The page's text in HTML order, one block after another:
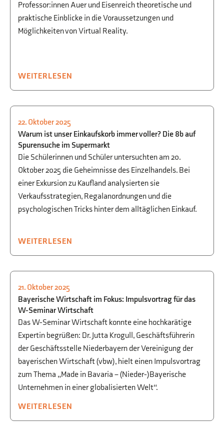
Professor:innen Auer und Eisenreich theoretische und
praktische Einblicke in die Voraussetzungen und
Möglichkeiten von Virtual Reality.
WEITERLESEN
WIRTSCHAFT
22. Oktober 2025
Warum ist unser Einkaufskorb immer voller? Die 8b auf
Spurensuche im Supermarkt
Die Schülerinnen und Schüler untersuchten am 20.
Oktober 2025 die Geheimnisse des Einzelhandels. Bei
einer Exkursion zu Kaufland analysierten sie
Verkaufsstrategien, Regalanordnungen und die
psychologischen Tricks hinter dem alltäglichen Einkauf.
WEITERLESEN
P-/W-SEMINAR
21. Oktober 2025
Bayerische Wirtschaft im Fokus: Impulsvortrag für das
W-Seminar Wirtschaft
Das W-Seminar Wirtschaft konnte eine hochkarätige
Expertin begrüßen: Dr. Jutta Krogull, Geschäftsführerin
der Geschäftsstelle Niederbayern der Vereinigung der
bayerischen Wirtschaft (vbw), hielt einen Impulsvortrag
zum Thema „Made in Bavaria – (Nieder-)Bayerische
Unternehmen in einer globalisierten Welt“.
WEITERLESEN